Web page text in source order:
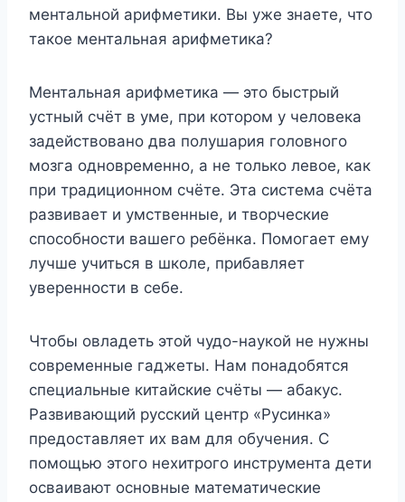
ментальной арифметики. Вы уже знаете, что
такое ментальная арифметика?
Ментальная арифметика — это быстрый
устный счёт в уме, при котором у человека
задействовано два полушария головного
мозга одновременно, а не только левое, как
при традиционном счёте. Эта система счёта
развивает и умственные, и творческие
способности вашего ребёнка. Помогает ему
лучше учиться в школе, прибавляет
уверенности в себе.
Чтобы овладеть этой чудо-наукой не нужны
современные гаджеты. Нам понадобятся
специальные китайские счёты — абакус.
Развивающий русский центр «Русинка»
предоставляет их вам для обучения. С
помощью этого нехитрого инструмента дети
осваивают основные математические